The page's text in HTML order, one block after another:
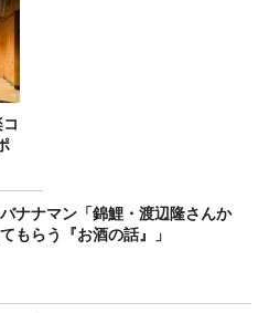
もらう『お酒の話』」